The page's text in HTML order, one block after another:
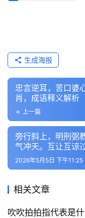
生成海报
忠言逆耳，苦口婆
肖，成语释义解析
上一篇
旁行斜上，明刑弼
气冲天。互让互谅
尽解释
2026年5月5日 下午11:25
相关文章
吹吹拍拍指代表是